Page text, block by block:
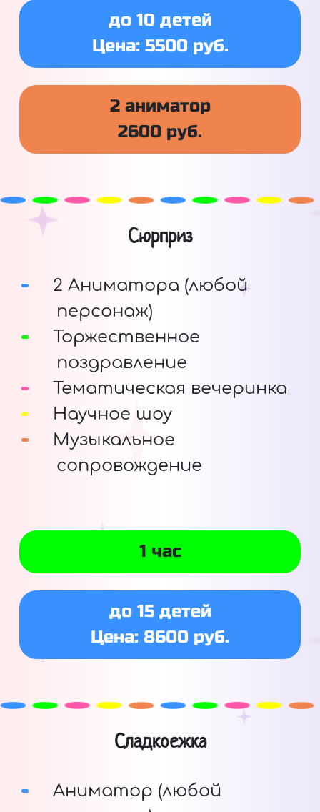
до 10 детей
Цена: 5500 руб.
2 аниматор
2600 руб.
Сюрприз
2 Аниматора (любой
персонаж)
Торжественное
поздравление
Тематическая вечеринка
Научное шоу
Музыкальное
сопровождение
1 час
до 15 детей
Цена: 8600 руб.
Сладкоежка
Аниматор (любой